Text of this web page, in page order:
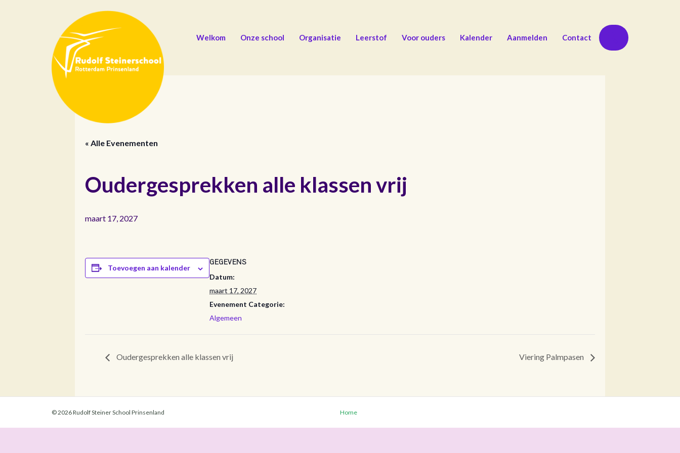
Welkom Onze school Organisatie Leerstof Voor ouders Kalender Aanmelden Contact Zoeken
« Alle Evenementen
Oudergesprekken alle klassen vrij
maart 17, 2027
Toevoegen aan kalender
GEGEVENS
Datum:
maart 17, 2027
Evenement Categorie:
Algemeen
Oudergesprekken alle klassen vrij Viering Palmpasen
© 2026 Rudolf Steiner School Prinsenland Home